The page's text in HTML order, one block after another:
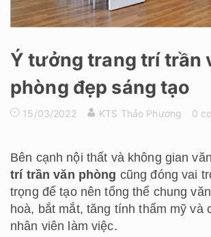
Ý tưởng trang trí trần
phòng đẹp sáng tạo
15/03/2022 KTS Thảo Phương 0
Bên cạnh nội thất và không gian
trí trần văn phòng cũng đóng vai
trọng để tạo nên tổng thể chung
hoà, bắt mắt, tăng tính thẩm mỹ và
nhân viên làm việc.